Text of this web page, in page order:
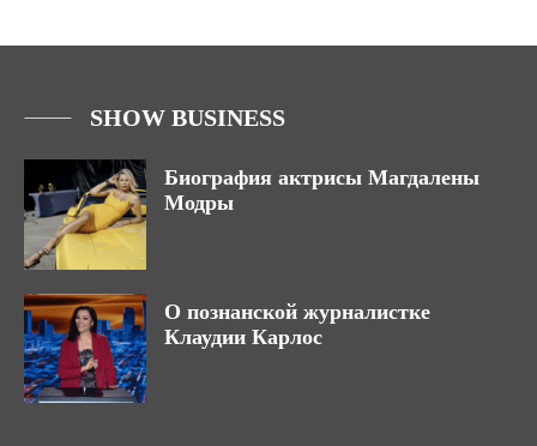
SHOW BUSINESS
Биография актрисы Магдалены
Модры
О познанской журналистке
Клаудии Карлос